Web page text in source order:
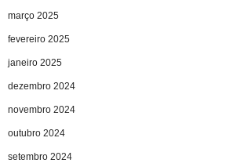
março 2025
fevereiro 2025
janeiro 2025
dezembro 2024
novembro 2024
outubro 2024
setembro 2024